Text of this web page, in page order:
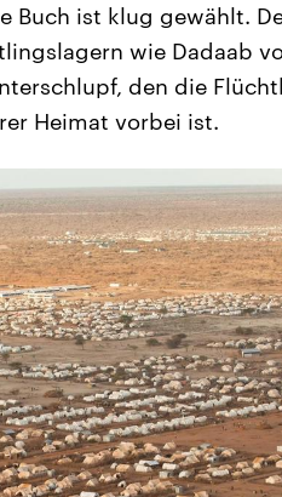
Buch ist klug gewählt.
wie Dadaab
den die
Heimat vorbei ist.